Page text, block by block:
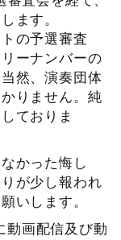
ます。
の予選審査
ーナンバーの
然、演奏団体
りません。純
ておりま
かった悔し
が少し報われ
いします。
動画配信及び動